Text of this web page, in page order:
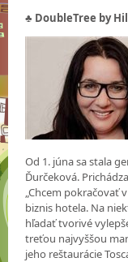
♣ DoubleTree by
Od 1. júna sa stala
Ďurčeková.
„Chcem pokračovať
biznis hotela. Na
hľadať tvorivé
treťou najvyššou
jeho reštaurácie